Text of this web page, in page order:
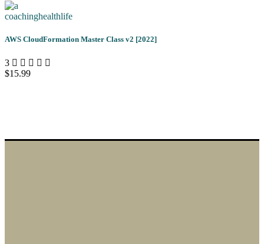
coachinghealthlife
AWS CloudFormation Master Class v2 [2022]
3
$15.99